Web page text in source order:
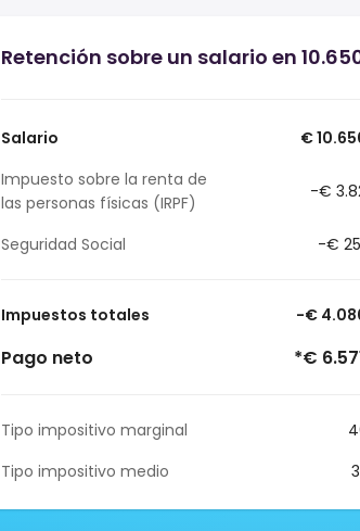
Retención sobre un salario en
Salario
€
Impuesto sobre la renta de
las personas físicas (IRPF)
-€
Seguridad Social -€
Impuestos totales -€
Pago neto *€
Tipo impositivo marginal
Tipo impositivo medio